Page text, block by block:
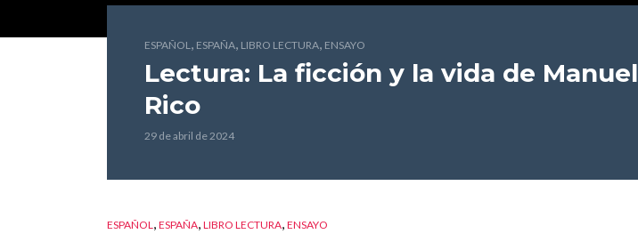
ESPAÑOL, ESPAÑA, LIBRO LECTURA, ENSAYO
Lectura: La ficción y la vida de Manuel
Rico
29 de abril de 2024
ESPAÑOL, ESPAÑA, LIBRO LECTURA, ENSAYO